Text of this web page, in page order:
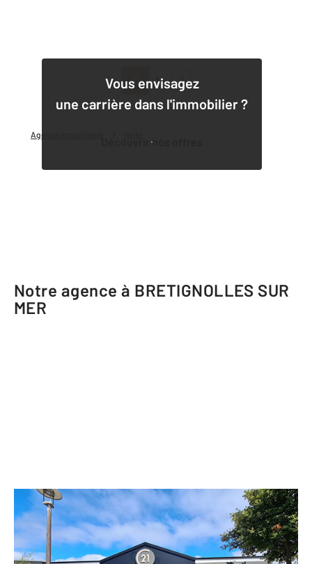
Agence immobilière
Vous envisagez
une carrière dans l'immobilier ?
Découvrir nos offres
1 2
Notre agence à BRETIGNOLLES SUR
MER
CENTURY 21 Bleu Marine
14 boulevard du Sud
BRETIGNOLLES SUR MER - 85470